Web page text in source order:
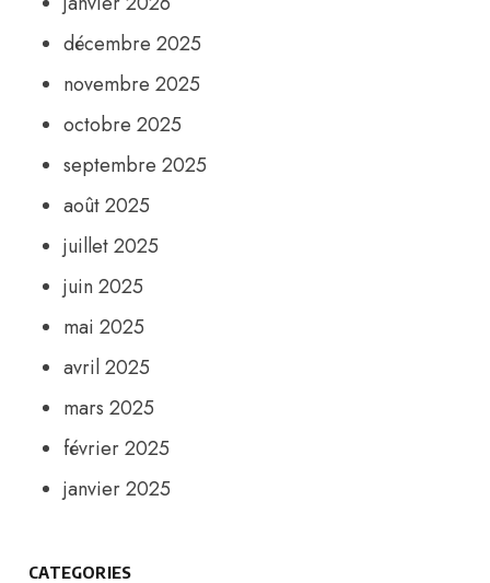
décembre 2025
novembre 2025
octobre 2025
septembre 2025
août 2025
juillet 2025
juin 2025
mai 2025
avril 2025
mars 2025
février 2025
janvier 2025
CATEGORIES